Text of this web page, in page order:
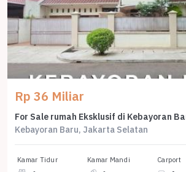
Rp 36 Miliar
Kebayoran Baru, Jakarta Selatan
Kamar Tidur Kamar Mandi Carport